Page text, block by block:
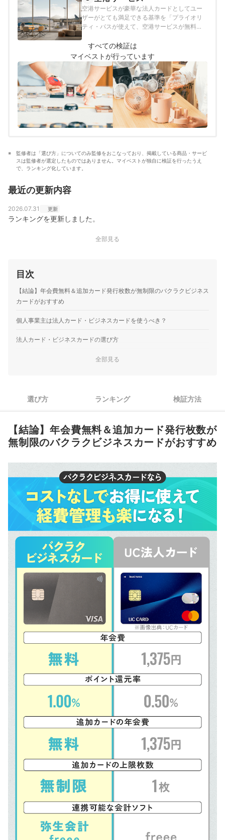
空港サービスが豪華な法人カードとしてユー
ザーがとても満足できる基準を「プライオリ
ティ・パスが使えて、空港サービスが無料で
ードの検証を行いました。なお、この項目は
ランキングの総合評価には含まれておりませ
ん。2026年7月20日時点の情報をもとに検証
を行っています。
すべての検証は
マイベストが行っています
監修者は「選び方」についてのみ監修をおこなっており、掲載している商品・サービ
スは監修者が選定したものではありません。マイベストが独自に検証を行ったうえ
で、ランキング化しています。
最近の更新内容
2026.07.31 更新
ランキングを更新しました。
全部見る
目次
【結論】年会費無料＆追加カード発行枚数が無制限のバクラクビジネス
カードがおすすめ
個人事業主は法人カード・ビジネスカードを使うべき？
法人カード・ビジネスカードの選び方
コーポレートカードかビジネスカードか、カードの種類は気に
3
追加カードをバーチャルカードで発行できるカードがおすす
め！
4
海外出張が多いなら、特典が充実しているゴールドやプラチナ
がおすすめ
人気法人カード・ビジネスカード全34サービスを徹底比較！
法人カードのメリットは？
法人カードのデメリットは？
ガソリンがお得になる法人カードはある？
法人カードと個人カードの違いは？法人カードは誰でも使える？
法人カードはいつ作るべき？
法人におすすめの会計ソフトは？
法人や個人事業主が使える助成金は何がある？
法人カードの申し込み方法は？
法人カードの名義は会社名と代表名のどちらにすべき？
法人カードでJALやANAのマイルは貯められる？
法人税をクレジットカードで納付する方法は？
クレジットカードの総合ランキングはこちら！
プラチナカードやブラックカードを選びたいならこちらをチェック
JCBや楽天、三井住友などブランドごとに選びたいならこちらをチェッ
全部見る
選び方 ランキング 検証方法
【結論】年会費無料＆追加カード発行枚数が
無制限のバクラクビジネスカードがおすすめ